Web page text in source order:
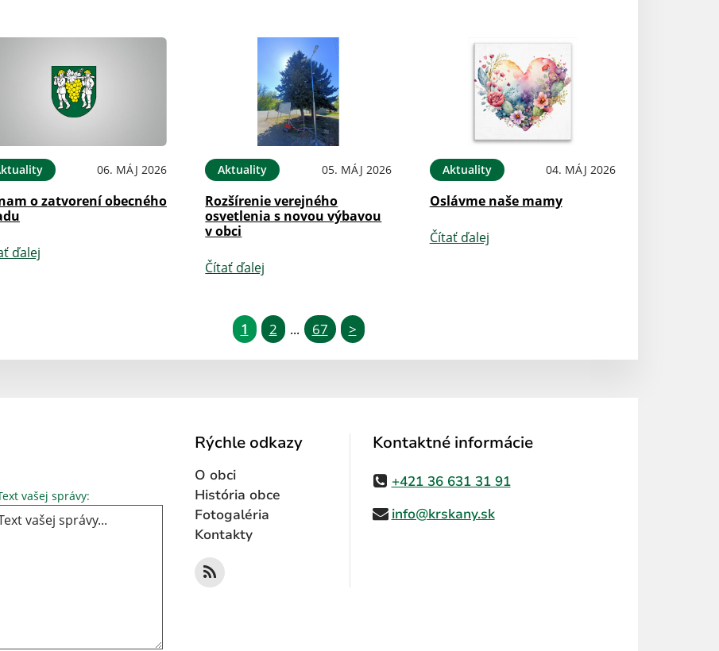
06. MÁJ 2026
o zatvorení obecného
ďalej
Aktuality 05. MÁJ 2026
Rozšírenie verejného
osvetlenia s novou výbavou
v obci
Čítať ďalej
Aktuality 04. MÁJ 2026
Oslávme naše mamy
Čítať ďalej
1 2 ... 67 >
vašej správy: Text vašej správy...
Rýchle odkazy
O obci
História obce
Fotogaléria
Kontakty
Kontaktné informácie
+421 36 631 31 91
info@krskany.sk